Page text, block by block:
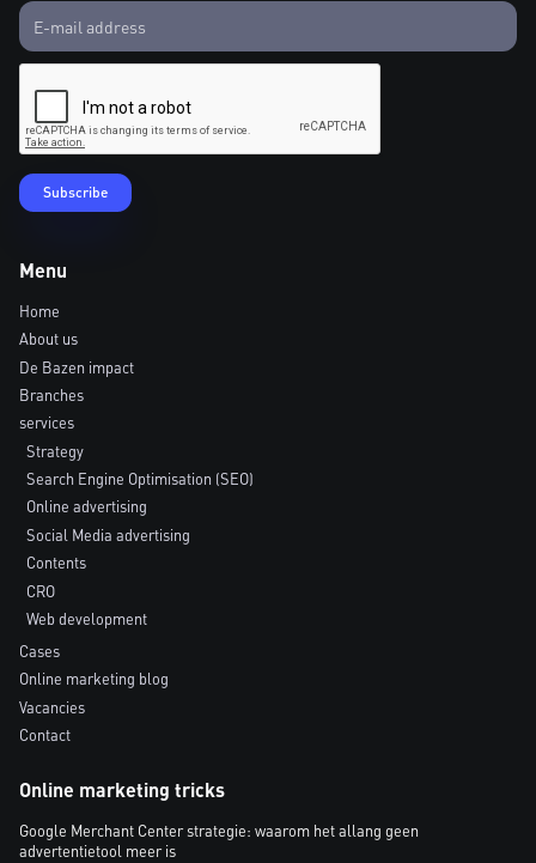
Menu
Home
About us
De Bazen impact
Branches
services
Strategy
Search Engine Optimisation (SEO)
Online advertising
Social Media advertising
Contents
CRO
Web development
Cases
Online marketing blog
Vacancies
Contact
Online marketing tricks
Google Merchant Center strategie: waarom het allang geen
advertentietool meer is